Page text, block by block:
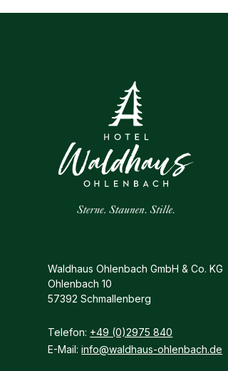
Waldhaus Ohlenbach GmbH & Co. KG
Ohlenbach 10
57392 Schmallenberg
Telefon: +49 (0)2975 840
E-Mail:info@waldhaus-ohlenbach.de